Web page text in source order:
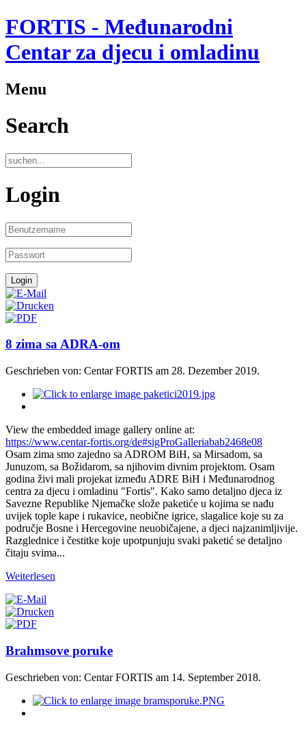
FORTIS - Međunarodni
Centar za djecu i omladinu
Menu
Search
Login
8 zima sa ADRA-om
Geschrieben von: Centar FORTIS am 28. Dezember 2019.
View the embedded image gallery online at:
https://www.centar-fortis.org/de#sigProGalleriabab2468e08
Osam zima smo zajedno sa ADROM BiH, sa Mirsadom, sa
Junuzom, sa Božidarom, sa njihovim divnim projektom. Osam
godina živi mali projekat između ADRE BiH i Međunarodnog
centra za djecu i omladinu "Fortis". Kako samo detaljno djeca iz
Savezne Republike Njemačke slože paketiće u kojima se nađu
uvijek tople kape i rukavice, neobične igrice, slagalice koje su za
područje Bosne i Hercegovine neuobičajene, a djeci najzanimljivije.
Razglednice i čestitke koje upotpunjuju svaki paketić se detaljno
čitaju svima...
Weiterlesen
Brahmsove poruke
Geschrieben von: Centar FORTIS am 14. September 2018.